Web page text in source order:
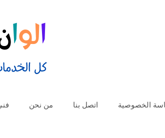
الخصوصية اتصل بنا من نحن